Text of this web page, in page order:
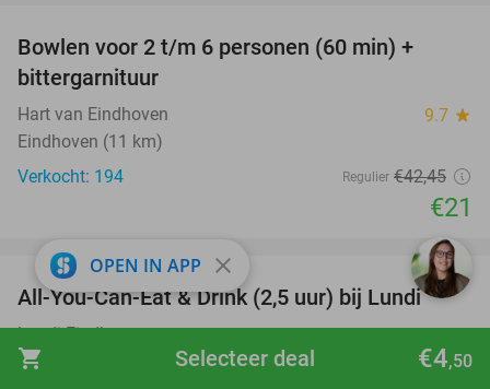
shopping_cart €4,50
Selecteer deal
Bowlen voor 2 t/m 6 personen (60 min) +
bittergarnituur
Hart van Eindhoven 9.7 star
Eindhoven (11 km)
Verkocht: 194
Regulier €42,45
€21
14%
favorite_border
All-You-Can-Eat & Drink (2,5 uur) bij Lundi
Lundi Eindhoven 9.3star
Eindhoven (11 km)
OPEN IN APP close